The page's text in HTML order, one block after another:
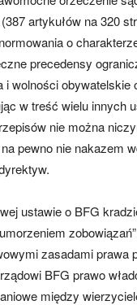
artykułów na 320
o
precedensy
i wolności obywatelskie
w treść wielu innych
nie można
pewno nie nakazem
ustawie o BFG
zasadami prawa
BFG prawo
między